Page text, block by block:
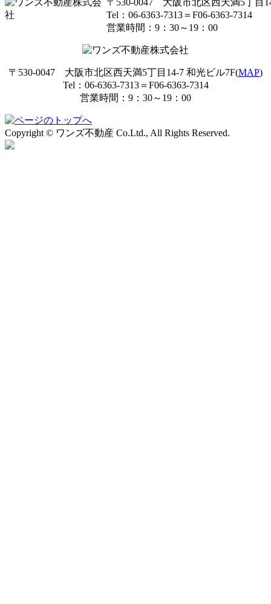
〒530-0047 大阪市北区西天満5丁目
Tel：06-6363-7313＝F06-6363-7314
営業時間：9：30～19：00
〒530-0047 大阪市北区西天満5丁目14-7 和光ビル7F(MAP)
Tel：06-6363-7313＝F06-6363-7314
営業時間：9：30～19：00
Copyright © ワンズ不動産 Co.Ltd., All Rights Reserved.